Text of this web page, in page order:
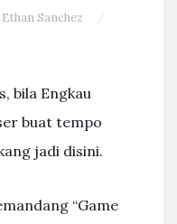
Ethan Sanchez
bila Engkau
buat tempo
jadi disini.
“Game